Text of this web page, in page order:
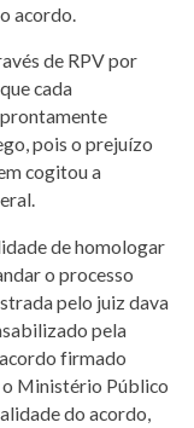
acordo.
de RPV por
cada
pois o prejuízo
cogitou a
de homologar
o processo
pelo juiz dava
pela
firmado
o Ministério Público
do acordo,